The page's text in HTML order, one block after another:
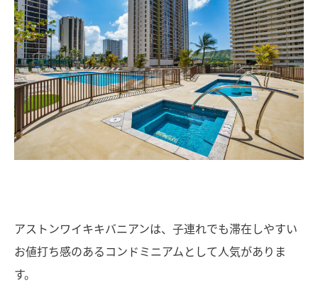
アストンワイキキバニアンは、子連れでも滞在しやすい
お値打ち感のあるコンドミニアムとして人気がありま
す。